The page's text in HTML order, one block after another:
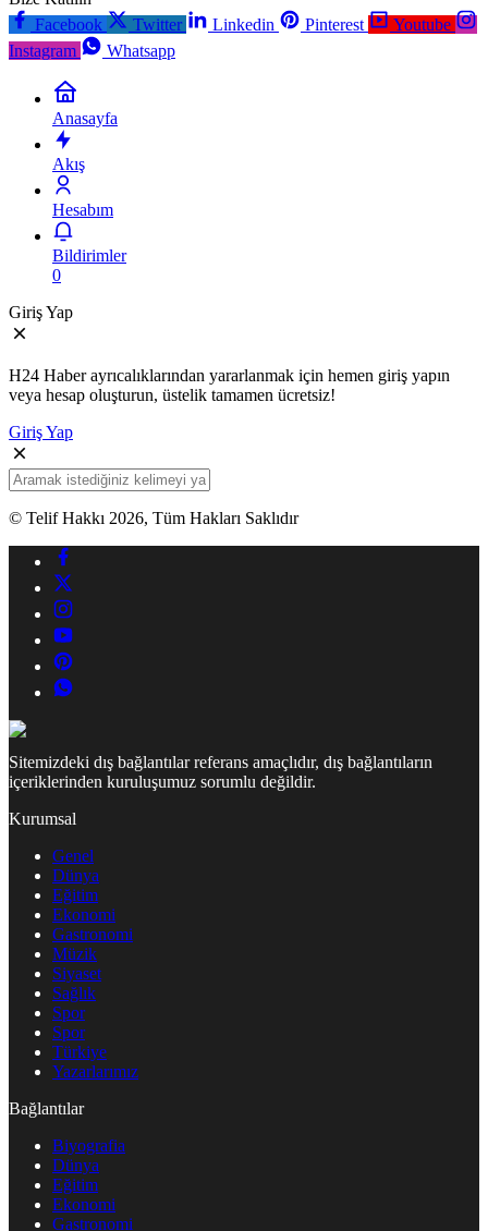
Facebook
Twitter Linkedin Pinterest
Youtube
Instagram
Whatsapp
Anasayfa
Akış
Hesabım
Bildirimler
0
Giriş Yap
H24 Haber ayrıcalıklarından yararlanmak için hemen giriş yapın
veya hesap oluşturun, üstelik tamamen ücretsiz!
Giriş Yap
© Telif Hakkı 2026, Tüm Hakları Saklıdır
Sitemizdeki dış bağlantılar referans amaçlıdır, dış bağlantıların
içeriklerinden kuruluşumuz sorumlu değildir.
Kurumsal
Genel
Dünya
Eğitim
Ekonomi
Gastronomi
Müzik
Siyaset
Sağlık
Spor
Spor
Türkiye
Yazarlarımız
Bağlantılar
Biyografia
Dünya
Eğitim
Ekonomi
Gastronomi